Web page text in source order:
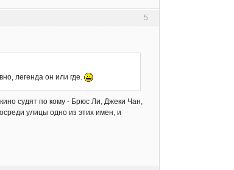
5
легенда он или где.
судят по кому - Брюс Ли, Джеки Чан,
улицы одно из этих имен, и